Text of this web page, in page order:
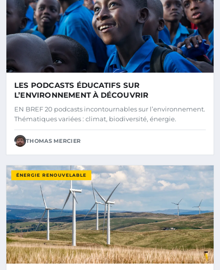
LES PODCASTS ÉDUCATIFS SUR
L’ENVIRONNEMENT À DÉCOUVRIR
EN BREF 20 podcasts incontournables sur l’environnement.
Thématiques variées : climat, biodiversité, énergie.
THOMAS MERCIER
ÉNERGIE RENOUVELABLE